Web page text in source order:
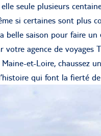
seule plusieurs
si certaines sont plus
belle saison pour faire un
votre agence de voyages
et-Loire, chaussez
qui font la fierté